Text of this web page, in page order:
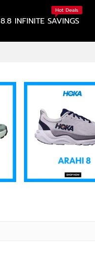
8.8 INFINITE SAVINGS
Hot Deals